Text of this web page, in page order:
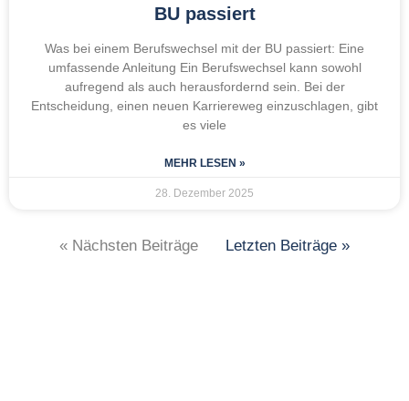
BU passiert
Was bei einem Berufswechsel mit der BU passiert: Eine
umfassende Anleitung Ein Berufswechsel kann sowohl
aufregend als auch herausfordernd sein. Bei der
Entscheidung, einen neuen Karriereweg einzuschlagen, gibt
es viele
MEHR LESEN »
28. Dezember 2025
« Nächsten Beiträge Letzten Beiträge »